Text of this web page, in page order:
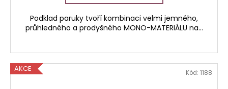
Podklad paruky tvoří kombinaci velmi jemného,
průhledného a prodyšného MONO-MATERIÁLU na...
AKCE Kód: 1188